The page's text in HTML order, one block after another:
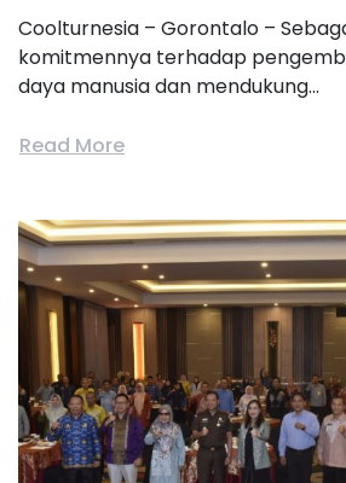
Coolturnesia – Gorontalo –
komitmennya terhadap
daya manusia dan mendukung...
Read More